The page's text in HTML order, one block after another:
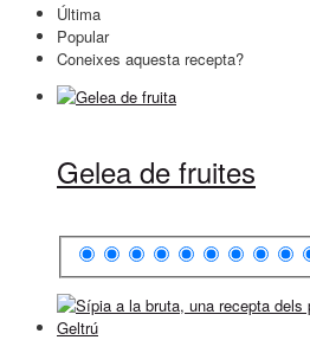
Última
Popular
Coneixes aquesta recepta?
Gelea de fruites